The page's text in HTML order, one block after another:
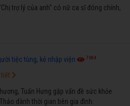
trợ lý của anh" có nữ ca sĩ đóng chính,
tiệc tùng, kẻ nhập viện 7684
Tuấn Hưng gặp vấn đề sức khỏe
dành thời gian bên gia đình.